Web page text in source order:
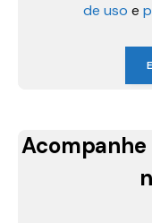
de uso e
Acompanhe